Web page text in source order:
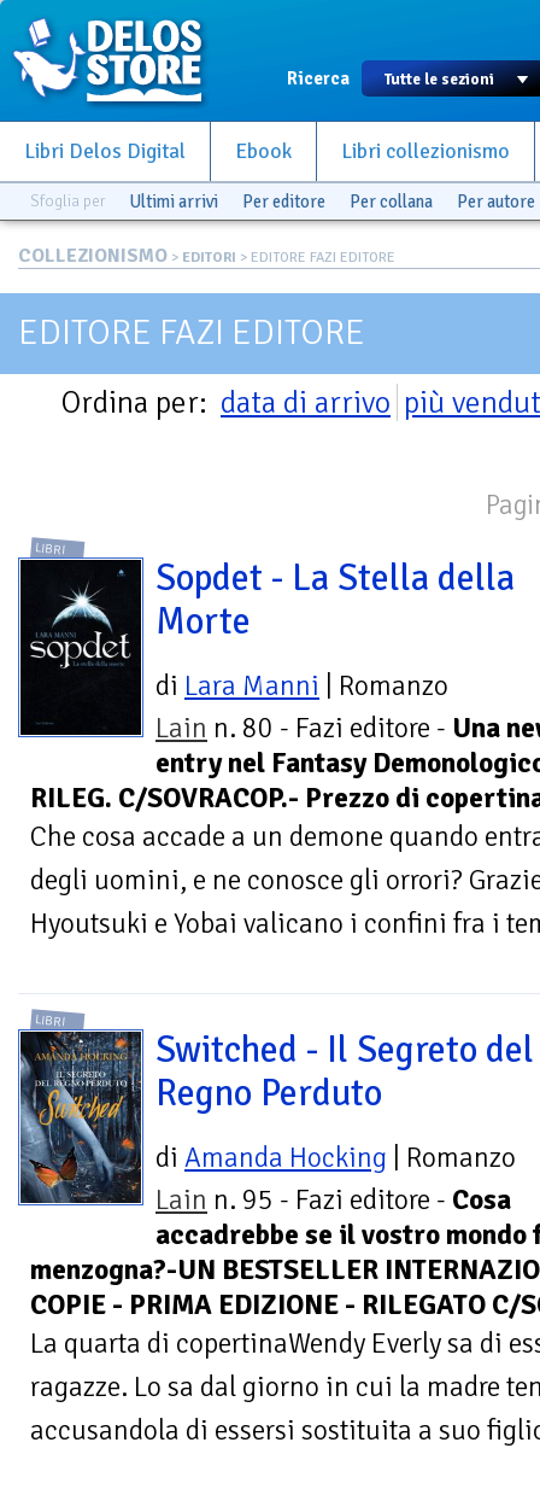
Ricerca
Libri Delos Digital Ebook Libri collezionismo
Sfoglia per Ultimi arrivi Per editore Per collana Per autore
COLLEZIONISMO > EDITORI > EDITORE FAZI EDITORE
EDITORE FAZI EDITORE
Ordina per: data di arrivo più
LIBRI
Sopdet - La Stella della
Morte
di Lara Manni | Romanzo
Lain n. 80 - Fazi editore - Una
entry nel Fantasy
RILEG. C/SOVRACOP.- Prezzo di
Che cosa accade a un demone quando
degli uomini, e ne conosce gli orrori?
Hyoutsuki e Yobai valicano i confini fra i
LIBRI
Switched - Il Segreto del
Regno Perduto
di Amanda Hocking | Romanzo
Lain n. 95 - Fazi editore - Cosa
accadrebbe se il vostro
menzogna?-UN BESTSELLER
COPIE - PRIMA EDIZIONE - RILEGATO C/
La quarta di copertinaWendy Everly sa di
ragazze. Lo sa dal giorno in cui la madre
accusandola di essersi sostituita a suo